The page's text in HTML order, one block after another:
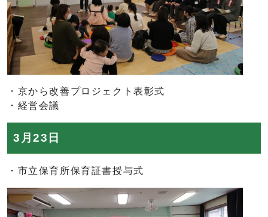
・京から改善プロジェクト表彰式
・経営会議
3月23日
・市立保育所保育証書授与式